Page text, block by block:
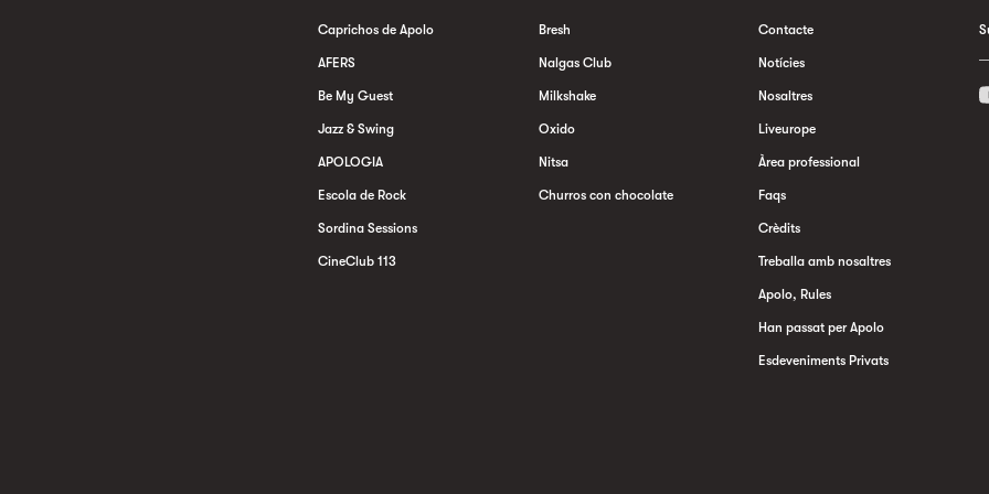
Caprichos de Apolo
AFERS
Be My Guest
Jazz & Swing
APOLOGIA
Escola de Rock
Sordina Sessions
CineClub 113
Bresh
Nalgas Club
Milkshake
Oxido
Nitsa
Churros con chocolate
Contacte
Notícies
Nosaltres
Liveurope
Àrea professional
Faqs
Crèdits
Treballa amb nosaltres
Apolo, Rules
Han passat per Apolo
Esdeveniments Privats